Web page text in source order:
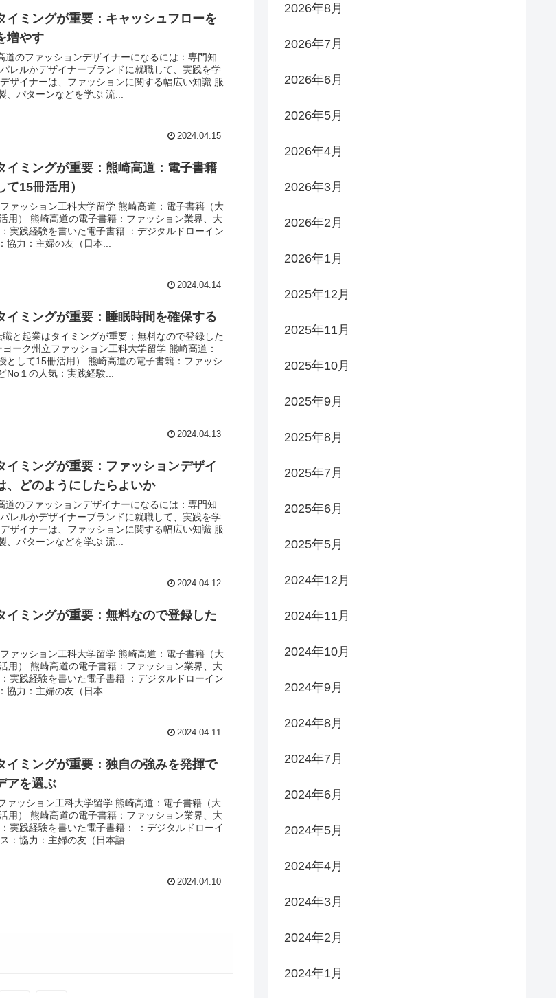
イミングが重要：キャッシュフローを
増やす
のファッションデザイナーになるには：専門知
ルかデザイナーブランドに就職して、実践を学
イナーは、ファッションに関する幅広い知識 服
、パターンなどを学ぶ 流...
2024.04.15
イミングが重要：熊崎高道：電子書籍
て15冊活用）
ァッション工科大学留学 熊崎高道：電子書籍（大
用） 熊崎高道の電子書籍：ファッション業界、大
実践経験を書いた電子書籍 ：デジタルドローイン
協力：主婦の友（日本...
2024.04.14
イミングが重要：睡眠時間を確保する
と起業はタイミングが重要：無料なので登録した
ーク州立ファッション工科大学留学 熊崎高道：
として15冊活用） 熊崎高道の電子書籍：ファッシ
No１の人気：実践経験...
2024.04.13
イミングが重要：ファッションデザイ
、どのようにしたらよいか
のファッションデザイナーになるには：専門知
ルかデザイナーブランドに就職して、実践を学
イナーは、ファッションに関する幅広い知識 服
、パターンなどを学ぶ 流...
2024.04.12
イミングが重要：無料なので登録した
ァッション工科大学留学 熊崎高道：電子書籍（大
用） 熊崎高道の電子書籍：ファッション業界、大
実践経験を書いた電子書籍 ：デジタルドローイン
協力：主婦の友（日本...
2024.04.11
イミングが重要：独自の強みを発揮で
アを選ぶ
ァッション工科大学留学 熊崎高道：電子書籍（大
用） 熊崎高道の電子書籍：ファッション業界、大
実践経験を書いた電子書籍： ：デジタルドローイ
：協力：主婦の友（日本語...
2024.04.10
2026年8月
2026年7月
2026年6月
2026年5月
2026年4月
2026年3月
2026年2月
2026年1月
2025年12月
2025年11月
2025年10月
2025年9月
2025年8月
2025年7月
2025年6月
2025年5月
2024年12月
2024年11月
2024年10月
2024年9月
2024年8月
2024年7月
2024年6月
2024年5月
2024年4月
2024年3月
2024年2月
2024年1月